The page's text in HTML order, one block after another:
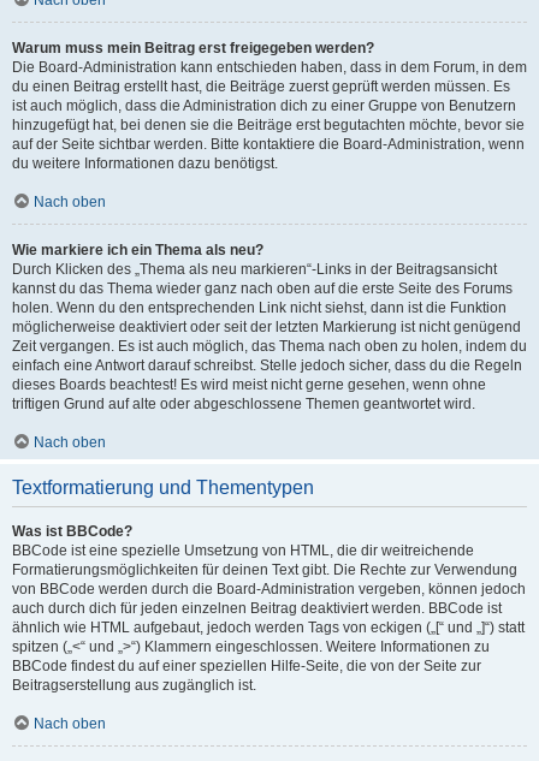
Warum muss mein Beitrag erst freigegeben werden?
Die Board-Administration kann entschieden haben, dass in dem Forum, in dem
du einen Beitrag erstellt hast, die Beiträge zuerst geprüft werden müssen. Es
ist auch möglich, dass die Administration dich zu einer Gruppe von Benutzern
hinzugefügt hat, bei denen sie die Beiträge erst begutachten möchte, bevor sie
auf der Seite sichtbar werden. Bitte kontaktiere die Board-Administration, wenn
du weitere Informationen dazu benötigst.
Nach oben
Wie markiere ich ein Thema als neu?
Durch Klicken des „Thema als neu markieren“-Links in der Beitragsansicht
kannst du das Thema wieder ganz nach oben auf die erste Seite des Forums
holen. Wenn du den entsprechenden Link nicht siehst, dann ist die Funktion
möglicherweise deaktiviert oder seit der letzten Markierung ist nicht genügend
Zeit vergangen. Es ist auch möglich, das Thema nach oben zu holen, indem du
einfach eine Antwort darauf schreibst. Stelle jedoch sicher, dass du die Regeln
dieses Boards beachtest! Es wird meist nicht gerne gesehen, wenn ohne
triftigen Grund auf alte oder abgeschlossene Themen geantwortet wird.
Nach oben
Textformatierung und Thementypen
Was ist BBCode?
BBCode ist eine spezielle Umsetzung von HTML, die dir weitreichende
Formatierungsmöglichkeiten für deinen Text gibt. Die Rechte zur Verwendung
von BBCode werden durch die Board-Administration vergeben, können jedoch
auch durch dich für jeden einzelnen Beitrag deaktiviert werden. BBCode ist
ähnlich wie HTML aufgebaut, jedoch werden Tags von eckigen („[“ und „]“) statt
spitzen („<“ und „>“) Klammern eingeschlossen. Weitere Informationen zu
BBCode findest du auf einer speziellen Hilfe-Seite, die von der Seite zur
Beitragserstellung aus zugänglich ist.
Nach oben